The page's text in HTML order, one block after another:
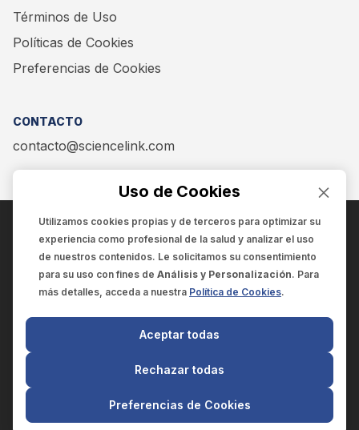
Términos de Uso
Políticas de Cookies
Preferencias de Cookies
CONTACTO
contacto@sciencelink.com
ENCUÉNTRANOS EN:
SCIENCELINK
SCILINK COMUNICACIÓN CIENTÍFICA SC
El contenido y la información de este sitio web es exclusivo
para profesionales de la salud.
Uso de Cookies
Utilizamos cookies propias y de terceros para optimizar su
experiencia como profesional de la salud y analizar el uso
de nuestros contenidos. Le solicitamos su consentimiento
para su uso con fines de Análisis y Personalización. Para
más detalles, acceda a nuestra Política de Cookies.
Preferencias de Cookies
Rechazar todas
Aceptar todas